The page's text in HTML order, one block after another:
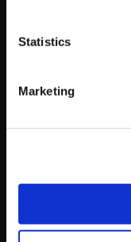
Statistics
Marketing
おすすめ商品